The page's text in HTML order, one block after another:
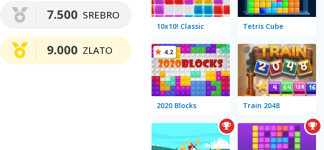
SREBRO
7.500
ZLATO
9.000
10x10! Classic Tetris Cube
2020 Blocks
4.2
Train 2048